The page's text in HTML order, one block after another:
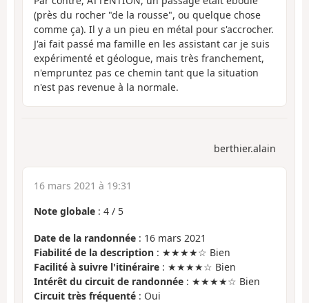
(près du rocher "de la rousse", ou quelque chose
comme ça). Il y a un pieu en métal pour s'accrocher.
J'ai fait passé ma famille en les assistant car je suis
expérimenté et géologue, mais très franchement,
n'empruntez pas ce chemin tant que la situation
n'est pas revenue à la normale.
berthier.alain
16 mars 2021 à 19:31
Note globale : 4 / 5
Date de la randonnée : 16 mars 2021
Fiabilité de la description : ★★★★☆ Bien
Facilité à suivre l'itinéraire : ★★★★☆ Bien
Intérêt du circuit de randonnée : ★★★★☆ Bien
Circuit très fréquenté : Oui